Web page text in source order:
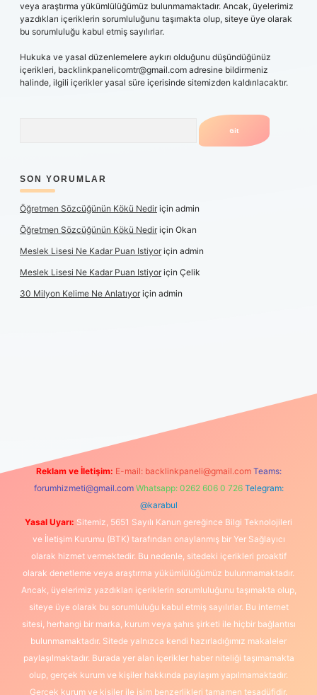
veya araştırma yükümlülüğümüz bulunmamaktadır. Ancak, üyelerimiz
yazdıkları içeriklerin sorumluluğunu taşımakta olup, siteye üye olarak
bu sorumluluğu kabul etmiş sayılırlar.
Hukuka ve yasal düzenlemelere aykırı olduğunu düşündüğünüz
içerikleri, backlinkpanelicomtr@gmail.com adresine bildirmeniz
halinde, ilgili içerikler yasal süre içerisinde sitemizden kaldırılacaktır.
SON YORUMLAR
Öğretmen Sözcüğünün Kökü Nediriçin admin
Öğretmen Sözcüğünün Kökü Nediriçin Okan
Meslek Lisesi Ne Kadar Puan Istiyoriçin admin
Meslek Lisesi Ne Kadar Puan Istiyoriçin Çelik
30 Milyon Kelime Ne Anlatıyoriçin admin
elexbetgiris.org
Reklam ve İletişim: E-mail: backlinkpaneli@gmail.com Teams:
forumhizmeti@gmail.com Whatsapp: 0262 606 0 726 Telegram:
@karabul
Yasal Uyarı: Sitemiz, 5651 Sayılı Kanun gereğince Bilgi Teknolojileri
ve İletişim Kurumu (BTK) tarafından onaylanmış bir Yer Sağlayıcı
olarak hizmet vermektedir. Bu nedenle, sitedeki içerikleri proaktif
olarak denetleme veya araştırma yükümlülüğümüz bulunmamaktadır.
Ancak, üyelerimiz yazdıkları içeriklerin sorumluluğunu taşımakta olup,
siteye üye olarak bu sorumluluğu kabul etmiş sayılırlar. Bu internet
sitesi, herhangi bir marka, kurum veya şahıs şirketi ile hiçbir bağlantısı
bulunmamaktadır. Sitede yalnızca kendi hazırladığımız makaleler
paylaşılmaktadır. Burada yer alan içerikler haber niteliği taşımamakta
olup, gerçek kurum ve kişiler hakkında paylaşım yapılmamaktadır.
Gerçek kurum ve kişiler ile isim benzerlikleri tamamen tesadüfidir.